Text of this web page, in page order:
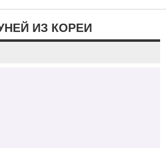
ИЗ КОРЕИ